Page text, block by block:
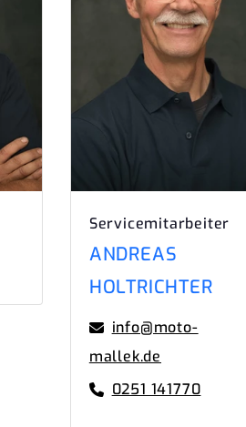
Servicemitarbeiter
ANDREAS
HOLTRICHTER
info@moto-
mallek.de
0251 141770